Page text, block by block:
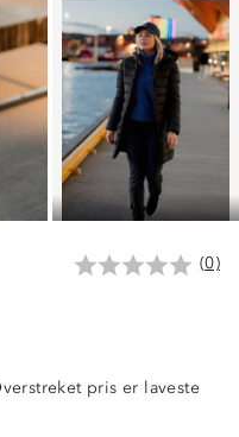
(0)
pris er laveste